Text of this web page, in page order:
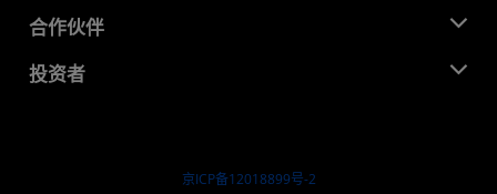
就业机会
联系我们
媒体库
开发中心
成功案例
合作伙伴
AMD 合作伙伴中心
投资者
京ICP备12018899号-2